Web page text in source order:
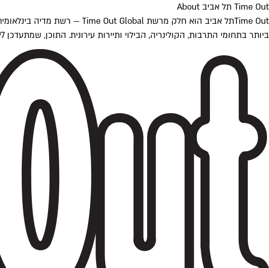
Time Out תל אביב About
ביותר בתחומי התרבות, הקולינריה, הבילוי ותיירות עירונית. התוכן, שמתעדכן 24/7, נכתב ונערך על ידי צוות עיתונאים מקצועי מקומי בישראל, בהתאם לסטנדרטים של Time Out העולמית.